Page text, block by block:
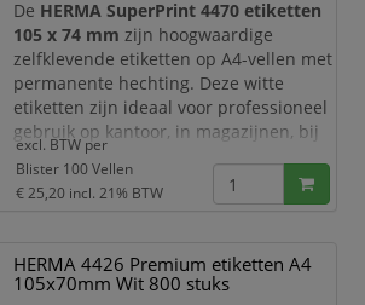
Dankzij het compacte
De HERMA SuperPrint 4470 etiketten
105 x 74 mm zijn hoogwaardige
zelfklevende etiketten op A4-vellen met
permanente hechting. Deze witte
etiketten zijn ideaal voor professioneel
gebruik op kantoor, in magazijnen, bij
verzending, archivering, administratie
en productlabeling. Dankzij het ruime
formaat van 105 x 74 mm zijn ze
verzendetiketten, productlabels,
barcodes, dossierlabels en duidelijke
excl. BTW per
Blister 100 Vellen
€ 25,20 incl. 21% BTW
HERMA 4426 Premium etiketten A4
105x70mm Wit 800 stuks